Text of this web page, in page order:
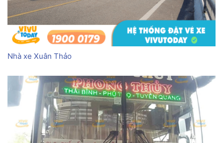
Nhà xe Xuân Thảo